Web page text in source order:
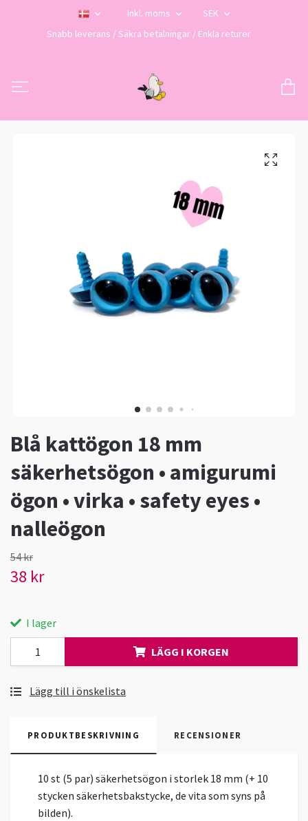
Inkl. moms
SEK
Snabb leverans / Säkra betalningar / Enkla returer
Blå kattögon 18 mm
säkerhetsögon • amigurumi
ögon • virka • safety eyes •
nalleögon
54 kr
38 kr
I lager
LÄGG I KORGEN
Lägg till i önskelista
PRODUKTBESKRIVNING RECENSIONER
10 st (5 par) säkerhetsögon i storlek 18 mm (+ 10
stycken säkerhetsbakstycke, de vita som syns på
bilden).